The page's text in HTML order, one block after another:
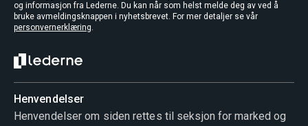
og informasjon fra Lederne. Du kan når som helst melde deg av ved å
bruke avmeldingsknappen i nyhetsbrevet. For mer detaljer se vår
personvernerklæring.
Henvendelser
Henvendelser om siden rettes til seksjon for marked og